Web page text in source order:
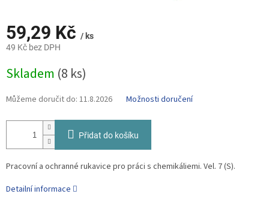
59,29 Kč / ks
49 Kč bez DPH
cena:
Skladem (8 ks)
Můžeme doručit do: 11.8.2026 Možnosti doručení
Přidat do košíku
Pracovní a ochranné rukavice pro práci s chemikáliemi. Vel. 7 (S).
Detailní informace